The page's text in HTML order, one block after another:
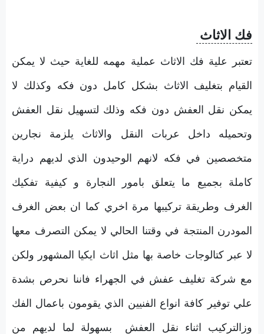
فك الاثاث
تعتبر علية فك الاثاث عملية مهمه للغاية حيث لا يمكن
القيام بتغليف الاثاث بشكل كامل دون فكه وكذلك لا
يمكن نقل العفش دون فكه وذلك لتسهيل نقل العفش
وتحميله داخل عربات النقل والاثاث يلزمة نجارين
متخصصين في فكه لانهم الوحيدون الذي لديهم دراية
كاملة بجميع ما يتعلق بامور النجارة و كيفية تفكيك
الغرف وطريقة تركيبها مرة اخري كما ان بعض الغرف
المودرن المنتجة في وقتنا الحالي لا يمكن التصرف معها
لا عبر كتالوجات خاصة بها مثل اثاث ايكيا المشهور ولكن
مع شركة تغليف عفش في الجهراء فاننا نحرص بشدة
علي توفير كافة انواع الفنيين الذي يقومون باعمال الفك
وزالتركيب اثناء نقل العفش بسهولة لما لديهم من